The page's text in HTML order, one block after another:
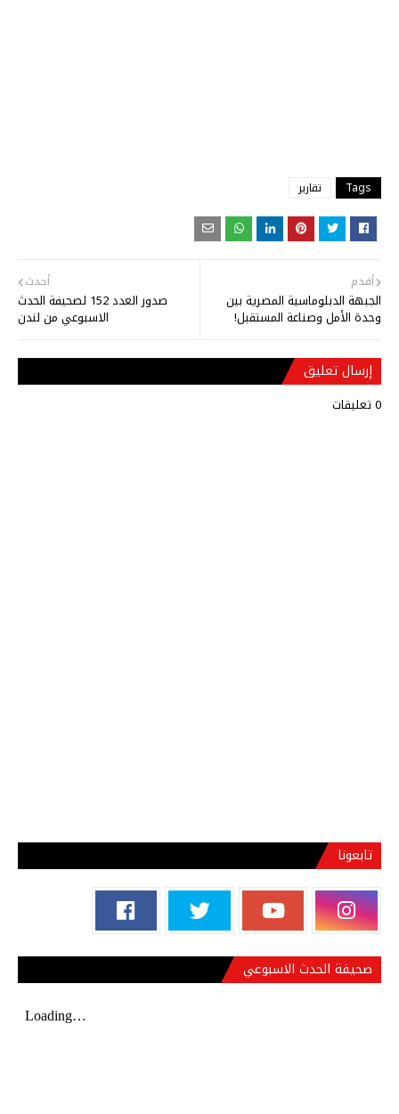
Tags تقارير
أحدث
صدور العدد 152 لصحيفة الحدث
الاسبوعي من لندن
أقدم
الجبهة الدبلوماسية المصرية بين
وحدة الأمل وصناعة المستقبل!
إرسال تعليق
0 تعليقات
تابعونا
صحيفة الحدث الاسبوعي